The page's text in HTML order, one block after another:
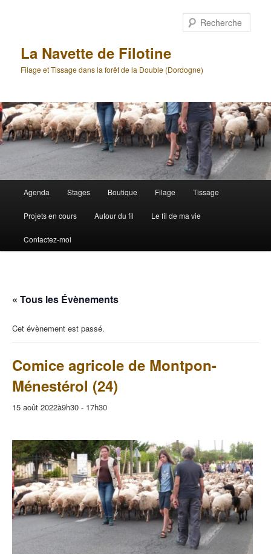
La Navette de Filotine
Filage et Tissage dans la forêt de la Double (Dordogne)
principal
Agenda Stages Boutique Filage Tissage
Projets en cours Autour du fil Le fil de ma vie
Contactez-moi
« Tous les Évènements
Cet évènement est passé.
Comice agricole de Montpon-
Ménestérol (24)
15 août 2022à9h30 - 17h30